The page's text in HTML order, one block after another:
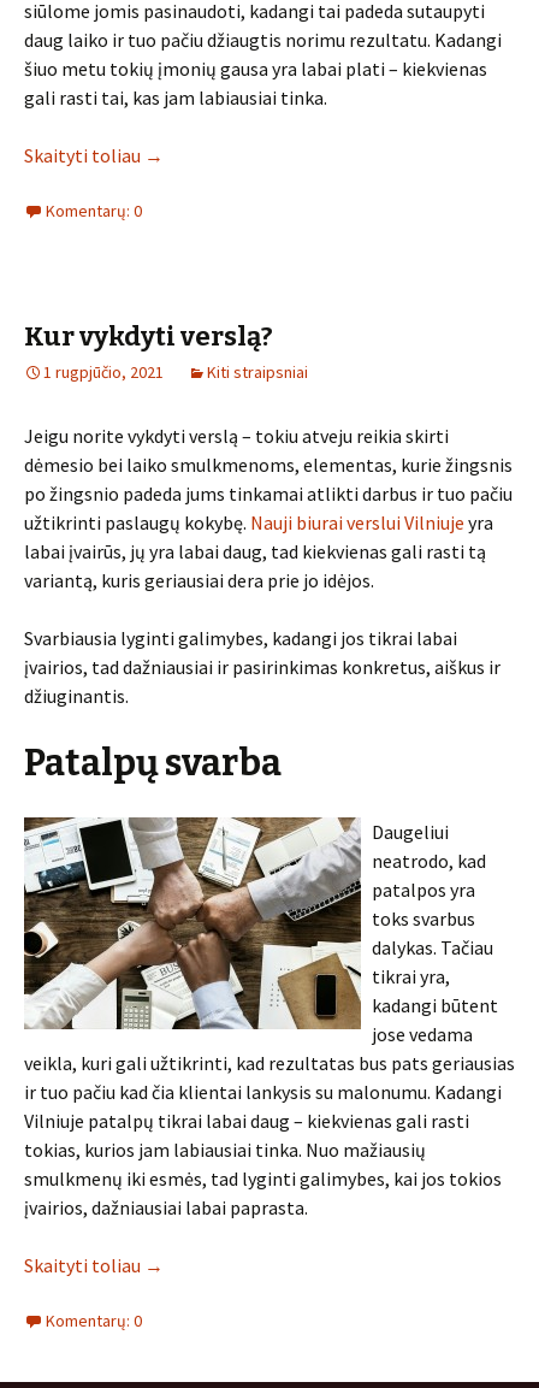
siūlome jomis pasinaudoti, kadangi tai padeda sutaupyti
daug laiko ir tuo pačiu džiaugtis norimu rezultatu. Kadangi
šiuo metu tokių įmonių gausa yra labai plati – kiekvienas
gali rasti tai, kas jam labiausiai tinka.
Skaityti toliau →
Komentarų: 0
Kur vykdyti verslą?
1 rugpjūčio, 2021 Kiti straipsniai
Jeigu norite vykdyti verslą – tokiu atveju reikia skirti
dėmesio bei laiko smulkmenoms, elementas, kurie žingsnis
po žingsnio padeda jums tinkamai atlikti darbus ir tuo pačiu
užtikrinti paslaugų kokybę. Nauji biurai verslui Vilniuje yra
labai įvairūs, jų yra labai daug, tad kiekvienas gali rasti tą
variantą, kuris geriausiai dera prie jo idėjos.
Svarbiausia lyginti galimybes, kadangi jos tikrai labai
įvairios, tad dažniausiai ir pasirinkimas konkretus, aiškus ir
džiuginantis.
Patalpų svarba
Daugeliui
neatrodo, kad
patalpos yra
toks svarbus
dalykas. Tačiau
tikrai yra,
kadangi būtent
jose vedama
veikla, kuri gali užtikrinti, kad rezultatas bus pats geriausias
ir tuo pačiu kad čia klientai lankysis su malonumu. Kadangi
Vilniuje patalpų tikrai labai daug – kiekvienas gali rasti
tokias, kurios jam labiausiai tinka. Nuo mažiausių
smulkmenų iki esmės, tad lyginti galimybes, kai jos tokios
įvairios, dažniausiai labai paprasta.
Skaityti toliau →
Komentarų: 0